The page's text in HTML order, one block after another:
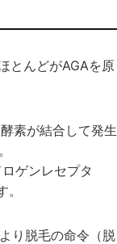
とんどがAGAを原
素が結合して発生
ゲンレセプタ
り脱毛の命令（脱